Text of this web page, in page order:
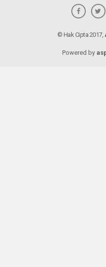
© Hak Cipta 2017,
Powered by